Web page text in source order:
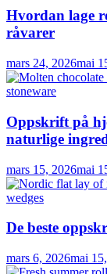
Hvordan lage
råvarer
mars 24, 2026mai
Oppskrift på
naturlige
mars 15, 2026mai
De beste
mars 6, 2026mai